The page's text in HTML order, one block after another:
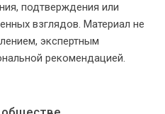
подтверждения или
взглядов. Материал не
экспертным
рекомендацией.